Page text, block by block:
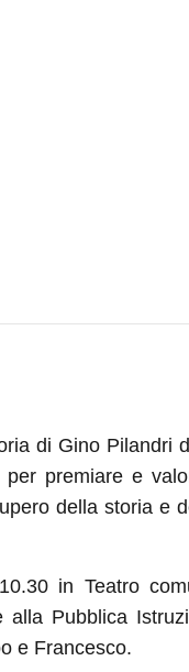
di Gino Pilandri
per premiare e
della storia e
in Teatro
alla Pubblica
e Francesco.